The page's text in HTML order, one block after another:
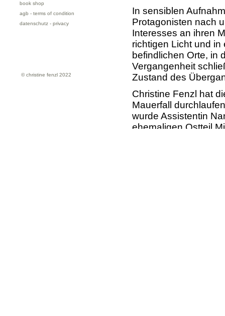
book shop
agb - terms of condition
datenschutz - privacy
In sensiblen
Protagonisten nach
Interesses an ihren
richtigen Licht und in
befindlichen Orte, in
Vergangenheit
Zustand des
Christine Fenzl hat
Mauerfall
wurde Assistentin
ehemaligen Ostteil
© christine fenzl 2022